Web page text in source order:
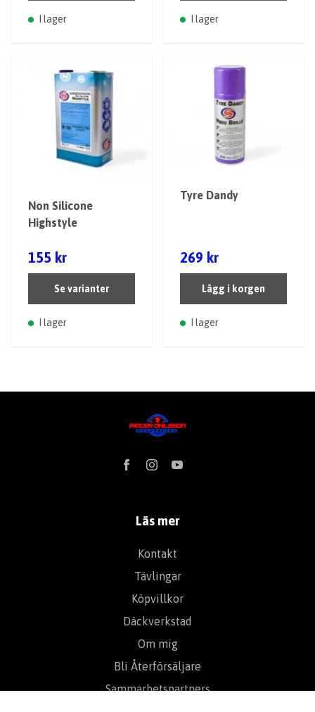
I lager I lager
Non Silicone
Highstyle
155 kr
Se varianter
I lager
Tyre Dandy
269 kr
Lägg i korgen
I lager
Läs mer
Kontakt
Tävlingar
Köpvillkor
Däckverkstad
Om mig
Bli Återförsäljare
Sammarbetspartners